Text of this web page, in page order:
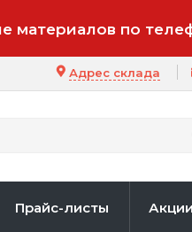
материалов по
Адрес склада
Прайс-листы Акции